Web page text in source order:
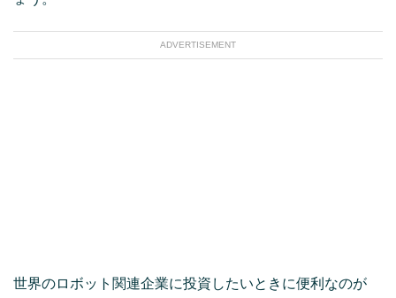
ADVERTISEMENT
世界のロボット関連企業に投資したいときに便利なのが